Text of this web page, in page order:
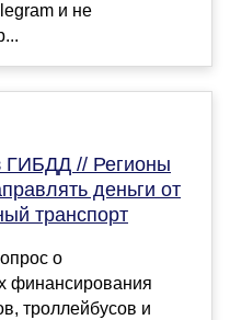
и не
ГИБДД // Регионы
деньги от
транспорт
о
финансирования
троллейбусов и